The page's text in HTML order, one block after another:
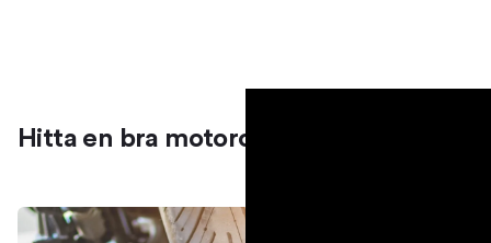
Hitta en bra motorcykelförsäkring